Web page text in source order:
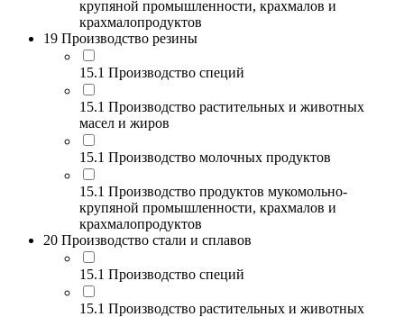
крупяной промышленности, крахмалов и
крахмалопродуктов
19 Производство резины
15.1 Производство специй
15.1 Производство растительных и животных
масел и жиров
15.1 Производство молочных продуктов
15.1 Производство продуктов мукомольно-
крупяной промышленности, крахмалов и
крахмалопродуктов
20 Производство стали и сплавов
15.1 Производство специй
15.1 Производство растительных и животных